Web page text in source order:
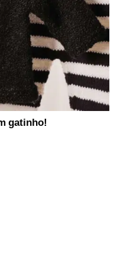
gatinho!